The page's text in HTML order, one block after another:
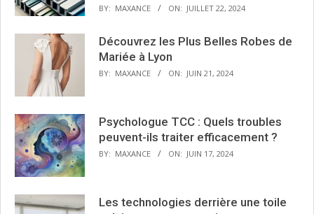
BY: MAXANCE ON: JUILLET 22, 2024
Découvrez les Plus Belles Robes de
Mariée à Lyon
BY: MAXANCE ON: JUIN 21, 2024
Psychologue TCC : Quels troubles
peuvent-ils traiter efficacement ?
BY: MAXANCE ON: JUIN 17, 2024
Les technologies derrière une toile